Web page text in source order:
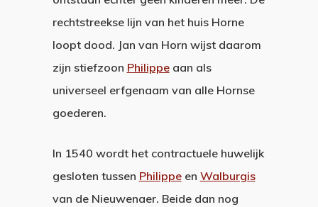
rechtstreekse lijn van het huis Horne
loopt dood. Jan van Horn wijst daarom
zijn stiefzoon Philippeaan als
universeel erfgenaam van alle Hornse
goederen.
In 1540 wordt het contractuele huwelijk
gesloten tussen Philippeen Walburgis
van de Nieuwenaer. Beide dan nog